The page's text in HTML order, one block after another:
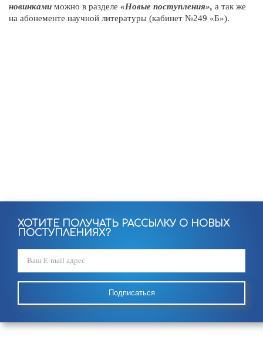
новинками можно в разделе «Новые поступления», а так же
на абонементе научной литературы (кабинет №249 «Б»).
ХОТИТЕ ПОЛУЧАТЬ РАССЫЛКУ О НОВЫХ
ПОСТУПЛЕНИЯХ?
Подписаться